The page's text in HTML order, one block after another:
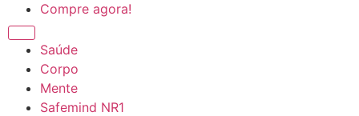
Compre agora!
Saúde
Corpo
Mente
Safemind NR1